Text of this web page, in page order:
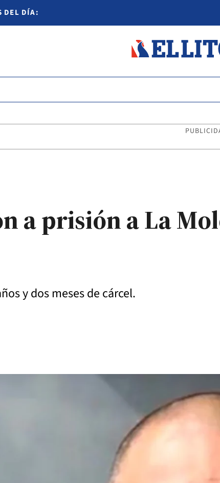
DEL DÍA:
a prisión a La
y dos meses de cárcel.